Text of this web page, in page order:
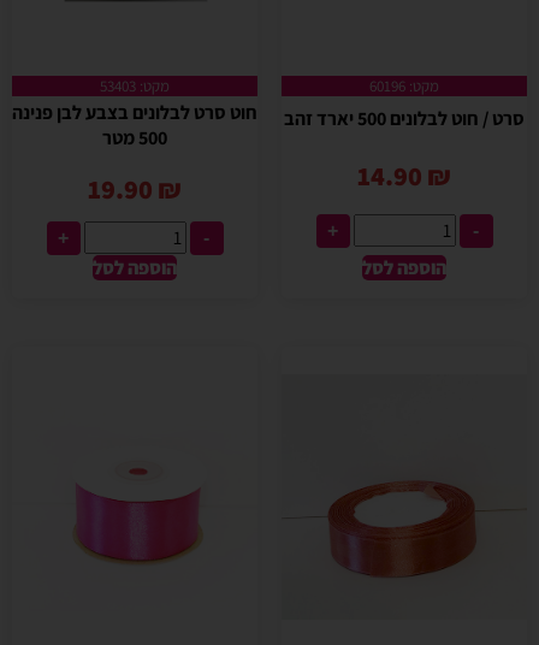
מקט: 60196
סרט / חוט לבלונים 500 יארד זהב
14.90 ₪
-
+
הוספה לסל
מקט: 53403
חוט סרט לבלונים בצבע לבן פנינה
500 מטר
19.90 ₪
-
+
הוספה לסל